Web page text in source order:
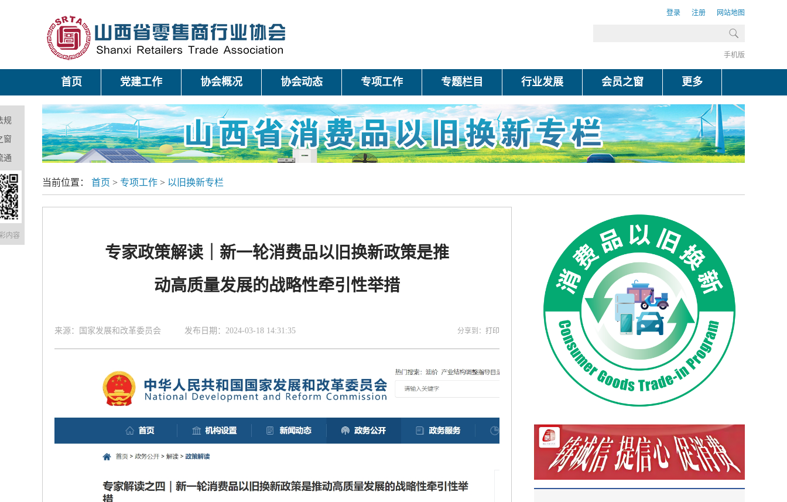
登录 注册 网站地图
手机版
首页 党建工作 协会概况 协会动态 专项工作 专题栏目 行业发展 会员之窗 更多
当前位置： 首页 > 专项工作 > 以旧换新专栏
专家政策解读｜新一轮消费品以旧换新政策是推
动高质量发展的战略性牵引性举措
来源：国家发展和改革委员会 发布日期：2024-03-18 14:31:35 打印
分享到：
规
窗
通
内容